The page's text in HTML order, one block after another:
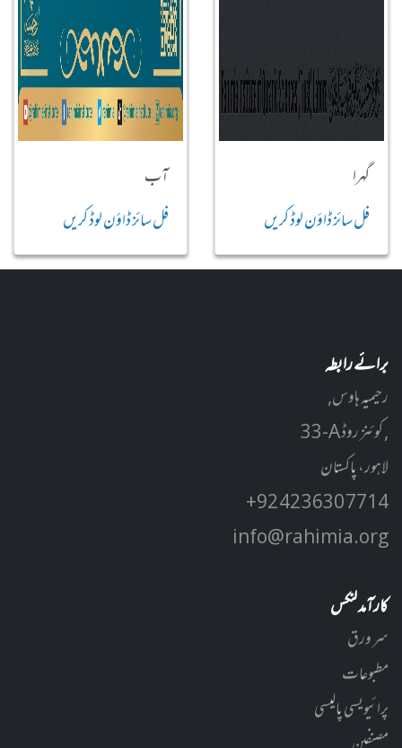
گہرا
فل سائز ڈاؤن لوڈ کریں
آب
فل سائز ڈاؤن لوڈ کریں
برائے رابطہ
رحیمیہ ہاوس,
33-A کوئنز روڈ ,
لاہور، پاکستان
+92 42 3630 7714
info@rahimia.org
کارآمد لنکس
سر ورق
مطبوعات
پرائیویسی پالیسی